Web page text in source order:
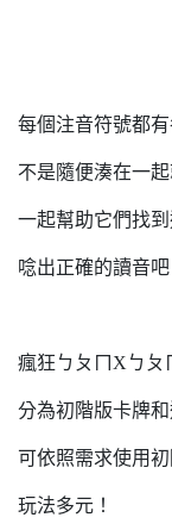
每個注音符號都有
不是隨便湊在一
一起幫助它們找
唸出正確的讀音吧
瘋狂ㄅㄆㄇXㄅㄆ
分為初階版卡牌和
可依照需求使用
玩法多元！